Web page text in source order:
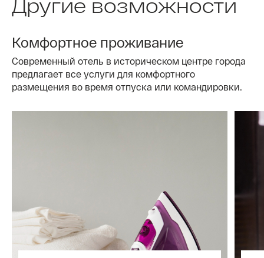
Другие возможности
Комфортное проживание
Современный отель в историческом центре города
предлагает все услуги для комфортного
размещения во время отпуска или командировки.